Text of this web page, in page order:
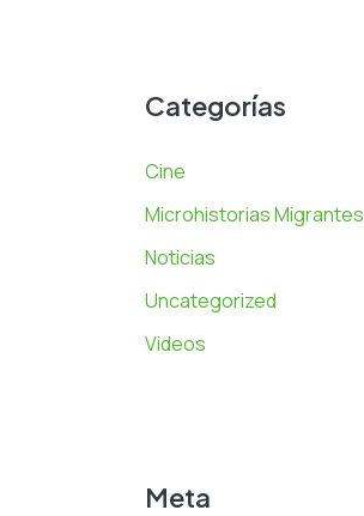
Categorías
Cine
Microhistorias Migrantes
Noticias
Uncategorized
Videos
Meta